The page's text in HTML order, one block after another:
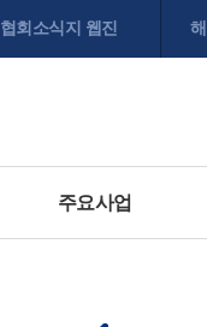
협회소식지 웹진
주요사업